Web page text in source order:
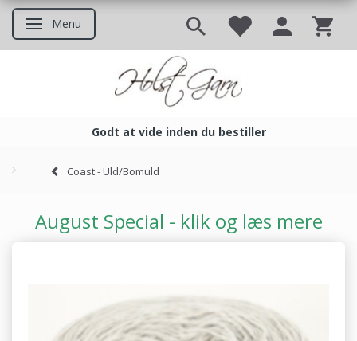
Skifte navigation
Menu
Godt at vide inden du bestiller
Coast - Uld/Bomuld
August Special - klik og læs mere